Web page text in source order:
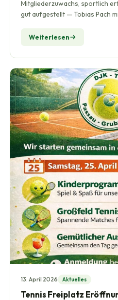
Mitgliederzuwachs, sportlich
gut aufgestellt — Tobias Pach
Weiterlesen
13. April 2026 Aktuelles
Tennis Freiplatz